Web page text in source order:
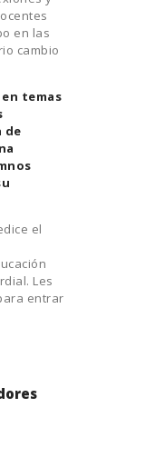
en las
cambio
temas
de
el
Les
entrar